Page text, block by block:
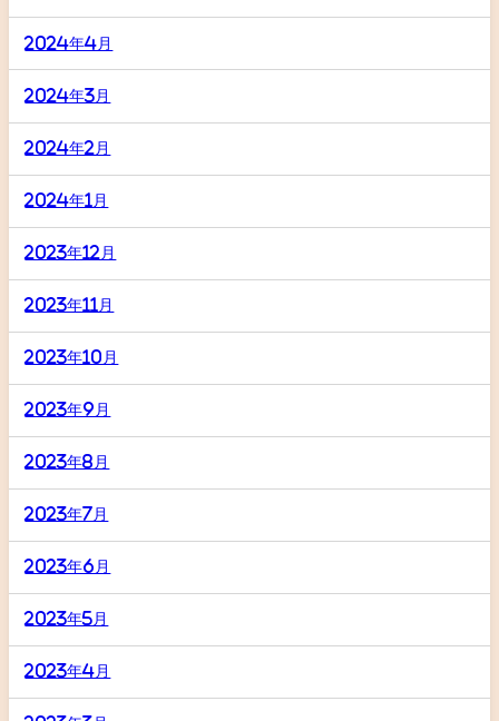
2024年4月
2024年3月
2024年2月
2024年1月
2023年12月
2023年11月
2023年10月
2023年9月
2023年8月
2023年7月
2023年6月
2023年5月
2023年4月